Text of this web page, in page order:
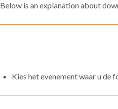
Below is an explanation about
Kies het evenement waar u de